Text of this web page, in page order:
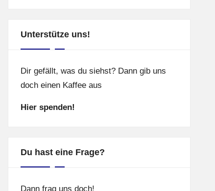
Unterstütze uns!
Dir gefällt, was du siehst? Dann gib uns
doch einen Kaffee aus
Hier spenden!
Du hast eine Frage?
Dann frag uns doch!